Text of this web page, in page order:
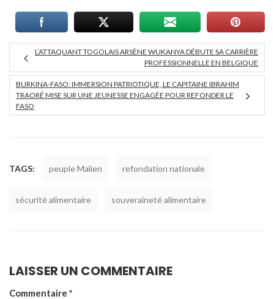
L’ATTAQUANT TOGOLAIS ARSÈNE WUKANYA DÉBUTE SA CARRIÈRE
PROFESSIONNELLE EN BELGIQUE
BURKINA-FASO: IMMERSION PATRIOTIQUE, LE CAPITAINE IBRAHIM
TRAORÉ MISE SUR UNE JEUNESSE ENGAGÉE POUR REFONDER LE
FASO
TAGS: peuple Malien refondation nationale
sécurité alimentaire souveraineté alimentaire
LAISSER UN COMMENTAIRE
Commentaire *